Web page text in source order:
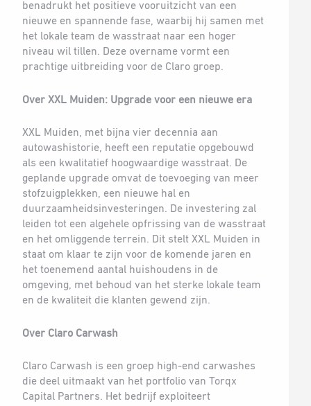
benadrukt het positieve vooruitzicht van een
nieuwe en spannende fase, waarbij hij samen met
het lokale team de wasstraat naar een hoger
niveau wil tillen. Deze overname vormt een
prachtige uitbreiding voor de Claro groep.
Over XXL Muiden: Upgrade voor een nieuwe era
XXL Muiden, met bijna vier decennia aan
autowashistorie, heeft een reputatie opgebouwd
als een kwalitatief hoogwaardige wasstraat. De
geplande upgrade omvat de toevoeging van meer
stofzuigplekken, een nieuwe hal en
duurzaamheidsinvesteringen. De investering zal
leiden tot een algehele opfrissing van de wasstraat
en het omliggende terrein. Dit stelt XXL Muiden in
staat om klaar te zijn voor de komende jaren en
het toenemend aantal huishoudens in de
omgeving, met behoud van het sterke lokale team
en de kwaliteit die klanten gewend zijn.
Over Claro Carwash
Claro Carwash is een groep high-end carwashes
die deel uitmaakt van het portfolio van Torqx
Capital Partners. Het bedrijf exploiteert